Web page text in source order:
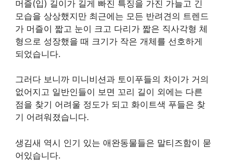
머즐(입) 길이가 길게 빠진 특징을 가진 가늘고 긴
모습을 상상했지만 최근에는 모든 반려견의 트렌드
가 머즐이 짧고 눈이 크고 다리가 짧은 직사각형 체
형으로 성장했을 때 크기가 작은 개체를 선호하게
되었습니다.
그러다 보니까 미니비션과 토이푸들의 차이가 거의
없어지고 일반인들이 보면 꼬리 길이 외에는 다른
점을 찾기 어려울 정도가 되고 화이트색 푸들은 찾
기 어려워졌습니다.
생김새 역시 인기 있는 애완동물들은 말티즈함이 묻
어있습니다.